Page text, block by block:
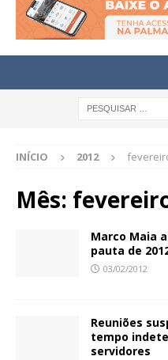
INÍCIO 2012
Mês:
Marco Maia
pauta de
03/02/2012
Reuniões
tempo
servidores